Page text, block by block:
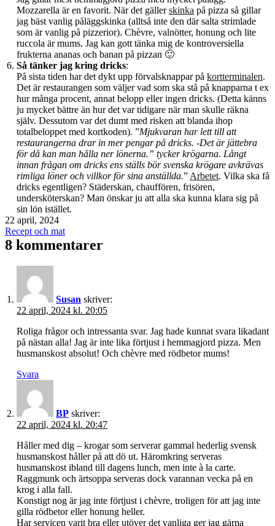
Mozzarella är en favorit. När det gällerskinka på pizza så gillar
jag bäst vanlig påläggskinka (alltså inte den där salta strimlade
som är vanlig på pizzerior). Chèvre, valnötter, honung och lite
ruccola är mums. Jag kan gott tänka mig de kontroversiella
frukterna ananas och banan på pizzan 🙂
Så tänker jag kring dricks:
På sista tiden har det dykt upp förvalsknappar påkortterminalen.
Det är restaurangen som väljer vad som ska stå på knapparna t ex
hur många procent, annat belopp eller ingen dricks. (Detta känns
ju mycket bättre än hur det var tidigare när man skulle räkna
själv. Dessutom var det dumt med risken att blanda ihop
totalbeloppet med kortkoden). ”Mjukvaran har lett till att
restaurangerna drar in mer pengar på dricks. -Det är jättebra
för då kan man hålla ner lönerna.” tycker krögarna. Långt
innan frågan om dricks ens ställs bör svenska krögare avkrävas
rimliga löner och villkor för sina anställda.” Arbetet. Vilka ska få
dricks egentligen? Städerskan, chauffören, frisören,
undersköterskan? Man önskar ju att alla ska kunna klara sig på
sin lön istället.
Publicerat
den
22 april, 2024
Kategoriserat
som
Recept och mat
8 kommentarer
Susan skriver:
22 april, 2024 kl. 20:05
Roliga frågor och intressanta svar. Jag hade kunnat svara likadant
på nästan alla! Jag är inte lika förtjust i hemmagjord pizza. Men
husmanskost absolut! Och chèvre med rödbetor mums!
Svara
BP skriver:
22 april, 2024 kl. 20:47
Håller med dig – krogar som serverar gammal hederlig svensk
husmanskost håller på att dö ut. Häromkring serveras
husmanskost ibland till dagens lunch, men inte à la carte.
Raggmunk och ärtsoppa serveras dock varannan vecka på en
krog i alla fall.
Konstigt nog är jag inte förtjust i chèvre, troligen för att jag inte
gilla rödbetor eller honung heller.
Har servicen varit bra eller utöver det vanliga ger jag gärna